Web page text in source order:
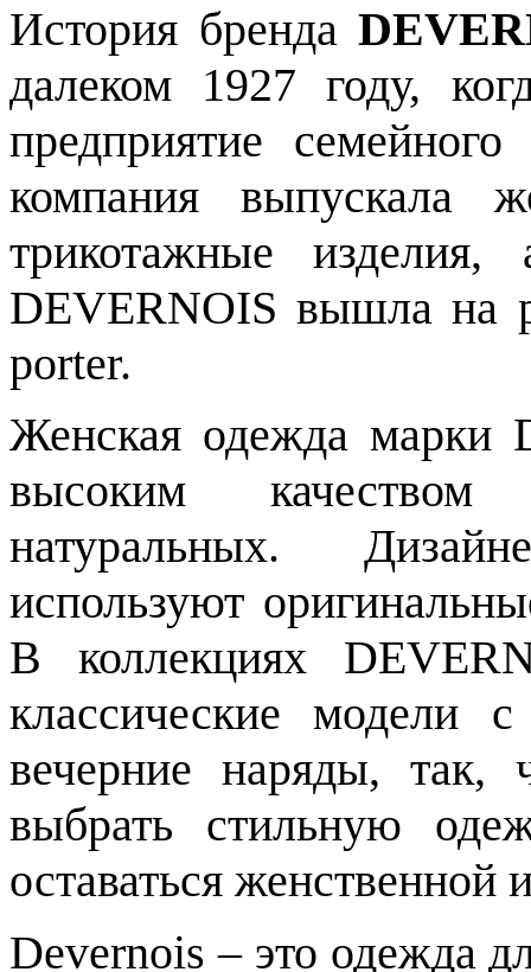
История бренда
далеком 1927 году,
предприятие
компания выпускала
трикотажные
DEVERNOIS вышла на
porter.
Женская одежда марки
высоким
натуральных.
используют
В коллекциях
классические модели
вечерние наряды,
выбрать стильную
оставаться женственной
Devernois – это одежда